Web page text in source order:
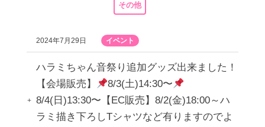
その他
2024年7月29日 イベント
ハラミちゃん音祭り追加グッズ出来ました！
【会場販売】
8/3(土)14:30〜
8/4(日)13:30〜【EC販売】8/2(金)18:00～ハ
ラミ描き下ろしTシャツなど有りますのでよ